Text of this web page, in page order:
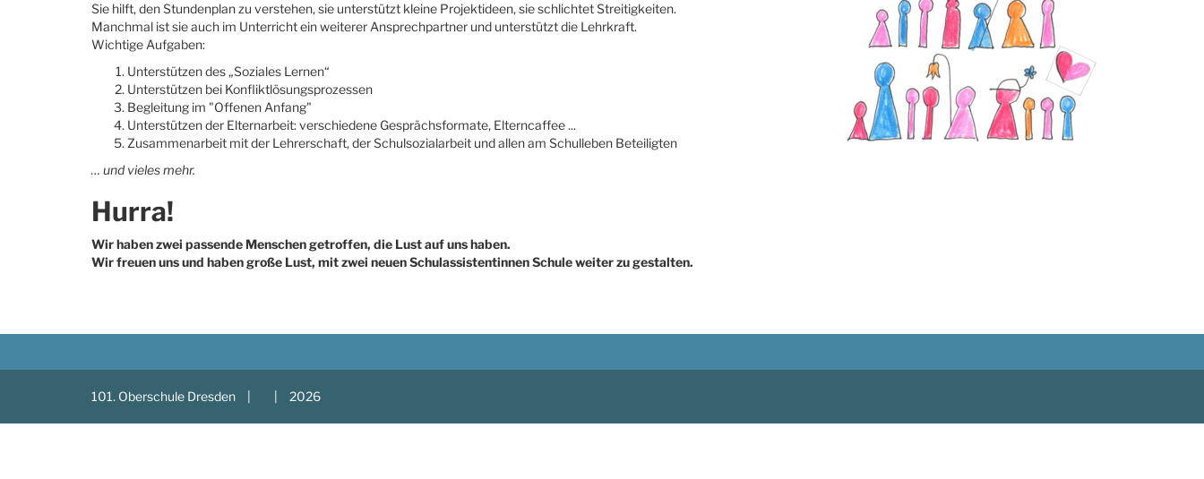
Sie hilft, den Stundenplan zu verstehen, sie unterstützt kleine Projektideen, sie schlichtet Streitigkeiten.
Manchmal ist sie auch im Unterricht ein weiterer Ansprechpartner und unterstützt die Lehrkraft.
Wichtige Aufgaben:
Unterstützen des „Soziales Lernen“
Unterstützen bei Konfliktlösungsprozessen
Begleitung im "Offenen Anfang"
Unterstützen der Elternarbeit: verschiedene Gesprächsformate, Elterncaffee ...
Zusammenarbeit mit der Lehrerschaft, der Schulsozialarbeit und allen am Schulleben Beteiligten
… und vieles mehr.
Hurra!
Wir haben zwei passende Menschen getroffen, die Lust auf uns haben.
Wir freuen uns und haben große Lust, mit zwei neuen Schulassistentinnen Schule weiter zu gestalten.
101. Oberschule Dresden 2026